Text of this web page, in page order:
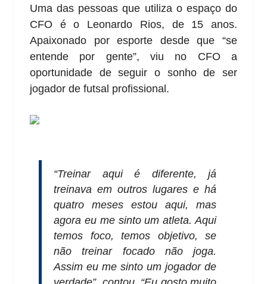
Uma das pessoas que utiliza o espaço do
CFO é o Leonardo Rios, de 15 anos.
Apaixonado por esporte desde que “se
entende por gente”, viu no CFO a
oportunidade de seguir o sonho de ser
jogador de futsal profissional.
“Treinar aqui é diferente, já
treinava em outros lugares e há
quatro meses estou aqui, mas
agora eu me sinto um atleta. Aqui
temos foco, temos objetivo, se
não treinar focado não joga.
Assim eu me sinto um jogador de